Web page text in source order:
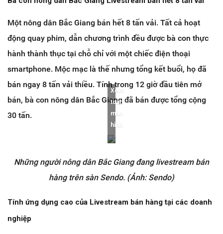
Một nông dân Bắc Giang bán hết 8 tấn vải. Tất cả hoạt
động quay phim, dẫn chương trình đều được bà con thực
hành thành thục tại chỗ chỉ với một chiếc điện thoại
smartphone. Mộc mạc là thế nhưng tổng kết buổi, họ đã
bán ngay 8 tấn vải thiều. Tính trong 12 giờ đầu tiên mở
bán, bà con nông dân Bắc Giang đã bán được tổng cộng
30 tấn.
Xem
toàn
màn
hình
Những người nông dân Bắc Giang đang livestream bán
hàng trên sàn Sendo. (Ảnh: Sendo)
Tính ứng dụng cao của Livestream bán hàng tại các doanh
nghiệp